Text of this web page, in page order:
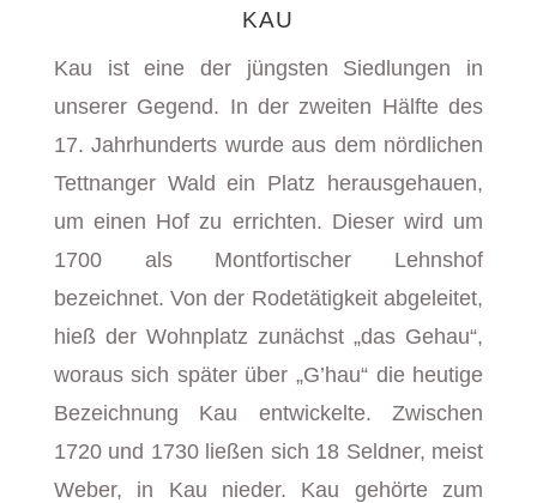
KAU
Kau ist eine der jüngsten Siedlungen in
unserer Gegend. In der zweiten Hälfte des
17. Jahrhunderts wurde aus dem nördlichen
Tettnanger Wald ein Platz herausgehauen,
um einen Hof zu errichten. Dieser wird um
1700 als Montfortischer Lehnshof
bezeichnet. Von der Rodetätigkeit abgeleitet,
hieß der Wohnplatz zunächst „das Gehau“,
woraus sich später über „G’hau“ die heutige
Bezeichnung Kau entwickelte. Zwischen
1720 und 1730 ließen sich 18 Seldner, meist
Weber, in Kau nieder. Kau gehörte zum